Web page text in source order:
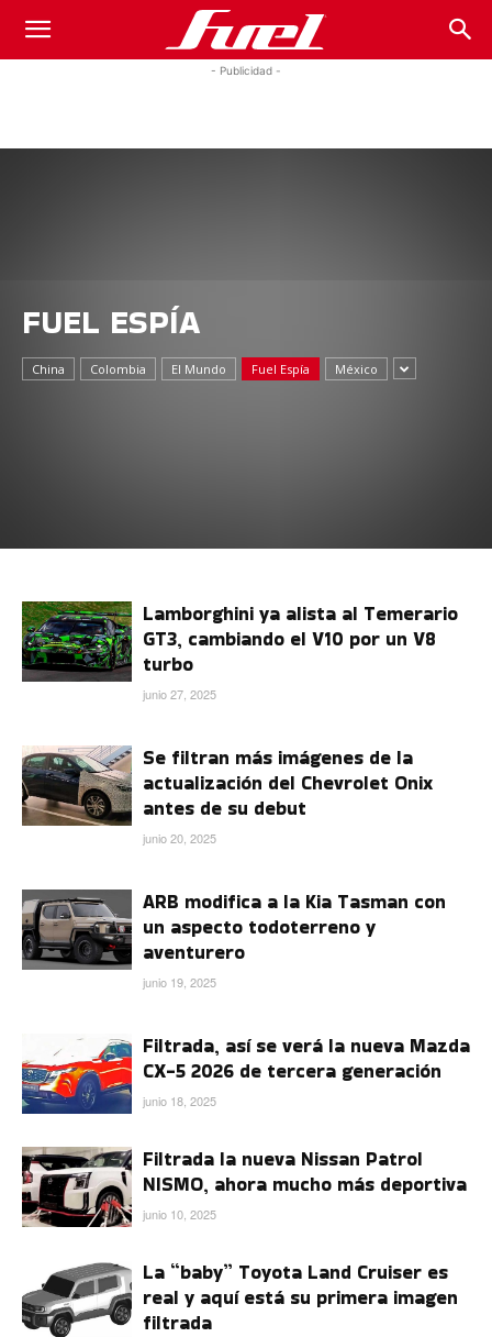
Fuel
- Publicidad -
FUEL ESPÍA
China Colombia El Mundo Fuel Espía México
Lamborghini ya alista al Temerario
GT3, cambiando el V10 por un V8
turbo
junio 27, 2025
Se filtran más imágenes de la
actualización del Chevrolet Onix
antes de su debut
junio 20, 2025
ARB modifica a la Kia Tasman con
un aspecto todoterreno y
aventurero
junio 19, 2025
Filtrada, así se verá la nueva Mazda
CX-5 2026 de tercera generación
junio 18, 2025
Filtrada la nueva Nissan Patrol
NISMO, ahora mucho más deportiva
junio 10, 2025
La “baby” Toyota Land Cruiser es
real y aquí está su primera imagen
filtrada